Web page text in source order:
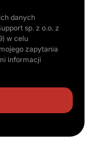
danych
sp. z o.o. z
w celu
zapytania
informacji